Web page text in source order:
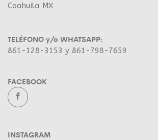
Coahuila MX
TELÉFONO y/o WHATSAPP:
861-128-3153 y 861-798-7659
FACEBOOK
INSTAGRAM